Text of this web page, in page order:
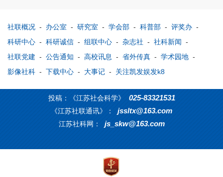
社联概况 - 办公室 - 研究室 - 学会部 - 科普部 - 评奖办 -
科研中心 - 科研诚信 - 组联中心 - 杂志社 - 社科新闻 -
社联党建 - 公告通知 - 高校讯息 - 省外传真 - 学术园地 -
影像社科 - 下载中心 - 大事记 - 关注凯发娱发k8
投稿：《江苏社会科学》 025-83321531
《江苏社联通讯》： jssltx@163.com
江苏社科网： js_skw@163.com